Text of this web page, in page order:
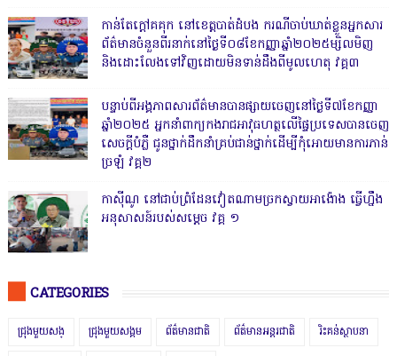
កាន់តែក្តៅគគុក នៅខេត្តបាត់ដំបង ករណីចាប់ឃាត់ខ្លួនអ្នកសារ
ព័ត៌មានចំនួនពីរនាក់នៅថ្ងៃទី០៨ខែកញ្ញាឆ្នាំ២០២៥ម្សិលមិញ
និងដោះលែងទៅវិញដោយមិនទាន់ដឹងពីមូលហេតុ វគ្គ៣
បន្ទាប់ពីអង្គភាពសារព័ត៌មានបានផ្សាយចេញនៅថ្ងៃទី៧ខែកញ្ញា
ឆ្នាំ២០២៥ អ្នកនាំពាក្យកងរាជអាវុធហត្ថលើផ្ទៃប្រទេសបានចេញ
សេចក្តីបំភ្លឺ ជូនថ្នាក់ដឹកនាំគ្រប់ជាន់ថ្នាក់ដើម្បីកុំអោយមានការភាន់
ច្រឡំ វគ្គ២
កាសុីណូ នៅជាប់ព្រំដែនវៀតណាមច្រកស្វាយអាង៉ោង ធ្វើហ្នឹង
អនុសាសន៍របស់សម្ដេច វគ្គ ១
CATEGORIES
ជ្រុងមួយសង្ ជ្រុងមួយសង្គម ព័ត៌មានជាតិ ព័ត៌មានអន្តរជាតិ រិះគន់ស្ថាបនា